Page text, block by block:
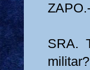
SRA.
militar?